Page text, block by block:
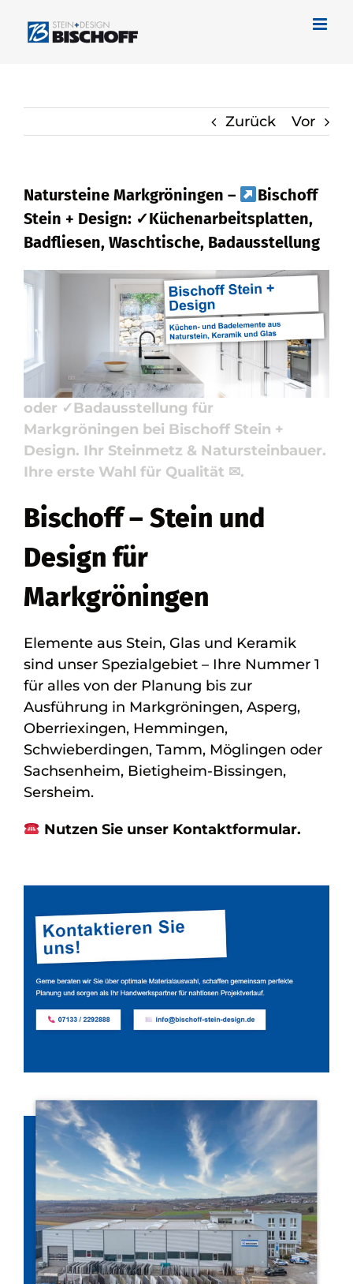
Inhalt
Zurück Vor
Natursteine Markgröningen –
Bischoff
Stein + Design: ✓Küchenarbeitsplatten,
Badfliesen, Waschtische, Badausstellung
Bischoff Stein + Design in
Markgröningen bietet Naturstein und
✓Badfliese, Waschtische,
Küchenarbeitsplatte, Badausstellung.
Reservieren Sie ✓Naturstein, ✓Badfliese,
✓Küchenarbeitsplatte, ✓Waschtische
oder ✓Badausstellung für
Markgröningen bei Bischoff Stein +
Design. Ihr Steinmetz & Natursteinbauer.
Ihre erste Wahl für Qualität ✉.
Bischoff – Stein und
Design für
Markgröningen
Elemente aus Stein, Glas und Keramik
sind unser Spezialgebiet – Ihre Nummer 1
für alles von der Planung bis zur
Ausführung in Markgröningen, Asperg,
Oberriexingen, Hemmingen,
Schwieberdingen, Tamm, Möglingen oder
Sachsenheim, Bietigheim-Bissingen,
Sersheim.
Nutzen Sie unser Kontaktformular.